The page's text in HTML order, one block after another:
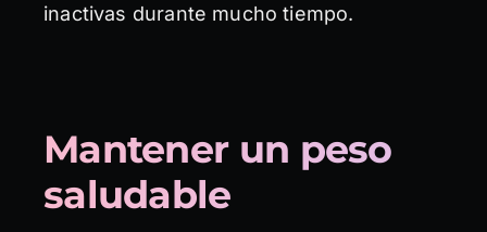
inactivas durante mucho tiempo.
Mantener un peso
saludable